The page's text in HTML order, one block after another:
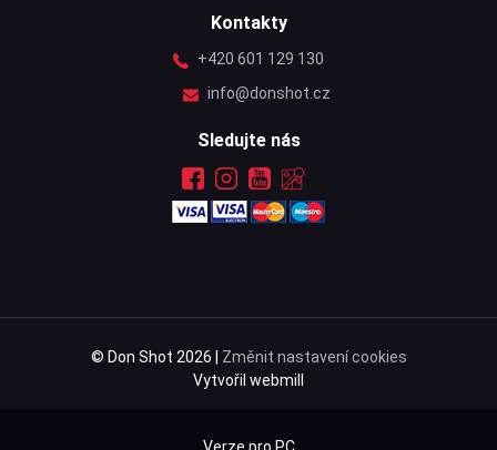
Kontakty
+420 601 129 130
info@donshot.cz
Sledujte nás
© Don Shot 2026 | Změnit nastavení cookies
Vytvořil webmill
Verze pro PC